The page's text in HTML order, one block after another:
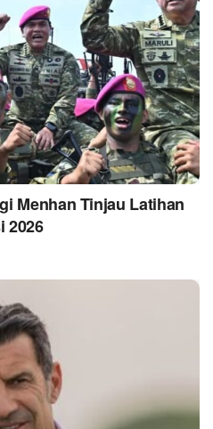
Menhan Tinjau Latihan
2026